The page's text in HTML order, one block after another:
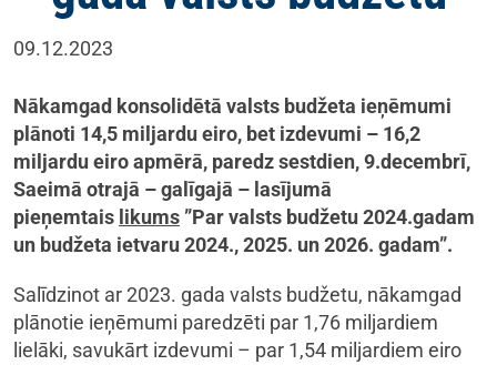
09.12.2023
Nākamgad konsolidētā valsts budžeta ieņēmumi
plānoti 14,5 miljardu eiro, bet izdevumi – 16,2
miljardu eiro apmērā, paredz sestdien, 9.decembrī,
Saeimā otrajā – galīgajā – lasījumā
pieņemtais likums ”Par valsts budžetu 2024.gadam
un budžeta ietvaru 2024., 2025. un 2026. gadam”.
Salīdzinot ar 2023. gada valsts budžetu, nākamgad
plānotie ieņēmumi paredzēti par 1,76 miljardiem
lielāki, savukārt izdevumi – par 1,54 miljardiem eiro